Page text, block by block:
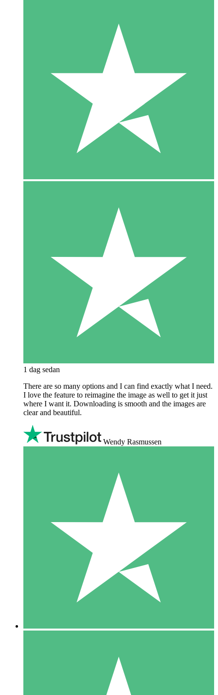
1 dag sedan
There are so many options and I can find exactly what I need.
I love the feature to reimagine the image as well to get it just
where I want it. Downloading is smooth and the images are
clear and beautiful.
Wendy Rasmussen